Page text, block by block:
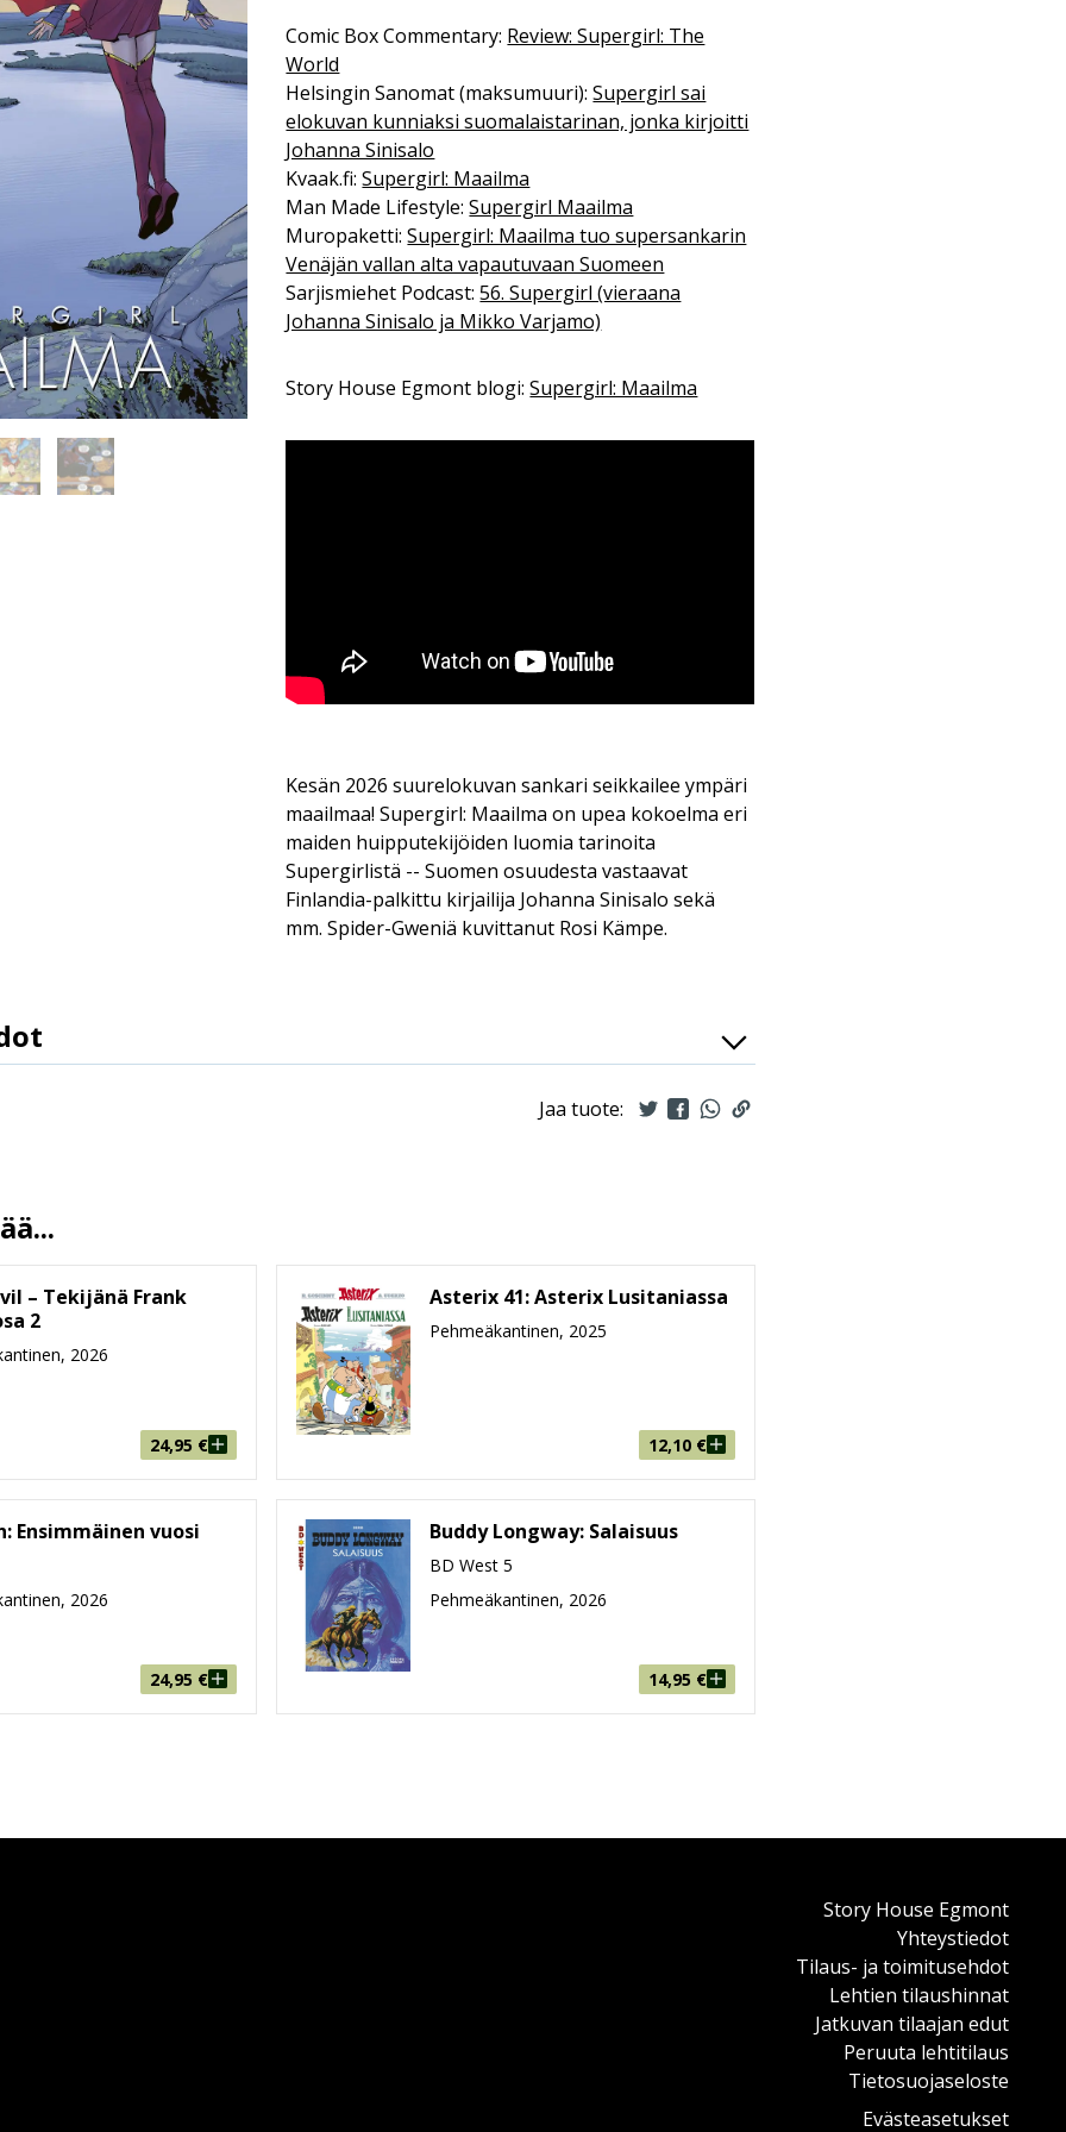
Comic Box Commentary: Review: Supergirl: The
World
Helsingin Sanomat (maksumuuri):Supergirl sai
elokuvan kunniaksi suomalaistarinan, jonka kirjoitti
Johanna Sinisalo
Kvaak.fi:Supergirl: Maailma
Man Made Lifestyle:Supergirl Maailma
Muropaketti:Supergirl: Maailma tuo supersankarin
Venäjän vallan alta vapautuvaan Suomeen
Sarjismiehet Podcast:56. Supergirl (vieraana
Johanna Sinisalo ja Mikko Varjamo)
Story House Egmont blogi:Supergirl: Maailma
Kesän 2026 suurelokuvan sankari seikkailee ympäri
maailmaa! Supergirl: Maailma on upea kokoelma eri
maiden huipputekijöiden luomia tarinoita
Supergirlistä -- Suomen osuudesta vastaavat
Finlandia-palkittu kirjailija Johanna Sinisalo sekä
mm. Spider-Gweniä kuvittanut Rosi Kämpe.
Lue lisää
9789523349346
200
188 mm * 282 mm * 22 mm
816g
Jaa tuote:
– Tekijänä Frank
2
2026
24,95 €
Asterix 41: Asterix Lusitaniassa
Pehmeäkantinen, 2025
12,10 €
Ensimmäinen vuosi
2026
24,95 €
Buddy Longway: Salaisuus
BD West 5
Pehmeäkantinen, 2026
14,95 €
Story House Egmont
Yhteystiedot
Tilaus- ja toimitusehdot
Lehtien tilaushinnat
Jatkuvan tilaajan edut
Peruuta lehtitilaus
Tietosuojaseloste
Evästeasetukset